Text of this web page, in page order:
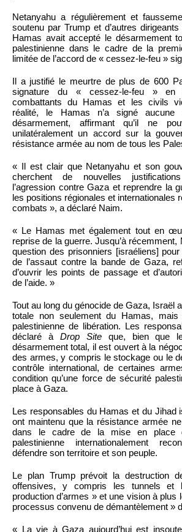
Netanyahu a régulièrement et
soutenu par Trump et d’autres
Hamas avait accepté le désarmement
palestinienne dans le cadre de la
limitée de l’accord de « cessez-le-feu »
Il a justifié le meurtre de plus de 600
signature du « cessez-le-feu » en
combattants du Hamas et les civils
réalité, le Hamas n’a signé aucune
désarmement, affirmant qu’il ne
unilatéralement un accord sur la
résistance armée au nom de tous les
« Il est clair que Netanyahu et son
cherchent de nouvelles
l’agression contre Gaza et reprendre la
les positions régionales et internationales
combats », a déclaré Naim.
« Le Hamas met également tout en
reprise de la guerre. Jusqu’à récemment,
question des prisonniers [israéliens]
de l’assaut contre la bande de Gaza,
d’ouvrir les points de passage et
de l’aide. »
Tout au long du génocide de Gaza, Israël
totale non seulement du Hamas,
palestinienne de libération. Les
déclaré à Drop Siteque, bien que
désarmement total, il est ouvert à la
des armes, y compris le stockage ou le
contrôle international, de certaines
condition qu’une force de sécurité
place à Gaza.
Les responsables du Hamas et du Jihad
ont maintenu que la résistance armée
dans le cadre de la mise en place
palestinienne internationalement
défendre son territoire et son peuple.
Le plan Trump prévoit la destruction
offensives, y compris les tunnels et
production d’armes » et une vision à plus
processus convenu de démantèlement »
« La vie à Gaza aujourd’hui est